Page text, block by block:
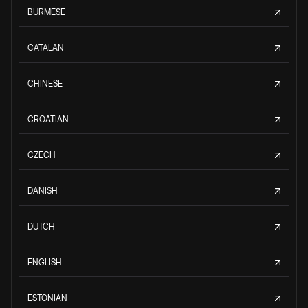
BURMESE
CATALAN
CHINESE
CROATIAN
CZECH
DANISH
DUTCH
ENGLISH
ESTONIAN